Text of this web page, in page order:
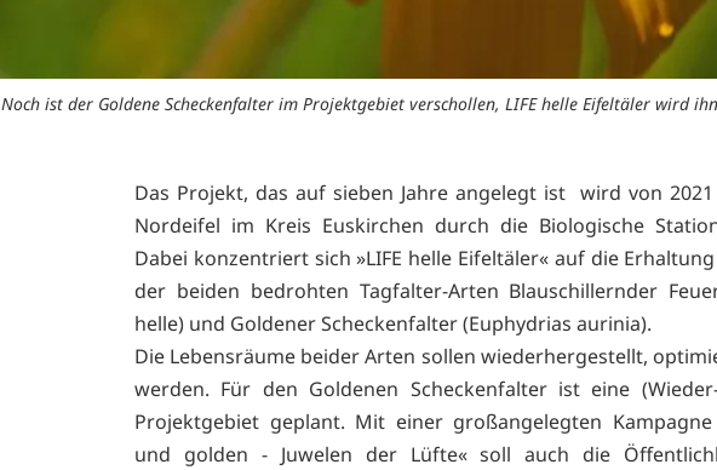
Noch ist der Goldene Scheckenfalter im Projektgebiet verschollen, LIFE helle Eifeltäler wird
Das Projekt, das auf sieben Jahre angelegt ist wird von
Nordeifel im Kreis Euskirchen durch die Biologische
Dabei konzentriert sich »LIFE helle Eifeltäler« auf die
der beiden bedrohten Tagfalter-Arten Blauschillernder
helle) und Goldener Scheckenfalter (Euphydrias aurinia).
Die Lebensräume beider Arten sollen wiederhergestellt,
werden. Für den Goldenen Scheckenfalter ist eine
Projektgebiet geplant. Mit einer großangelegten Kampagne
und golden - Juwelen der Lüfte« soll auch die